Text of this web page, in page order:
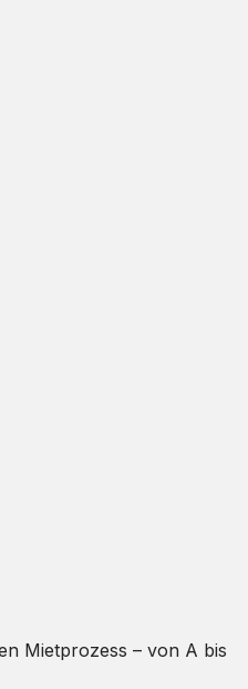
Mietprozess – von A bis